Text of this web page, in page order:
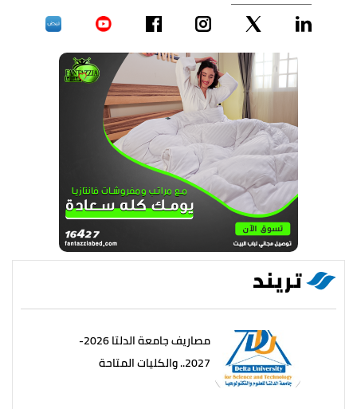
تريند
مصاريف جامعة الدلتا 2026-
2027.. والكليات المتاحة